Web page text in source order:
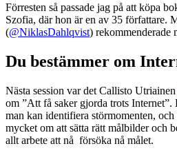
Förresten så passade jag på att köpa
Szofia, där hon är en av 35 författare.
(@NiklasDahlqvist) rekommenderade
Du bestämmer om
Nästa session var det Callisto
om ”Att få saker gjorda trots Internet”.
man kan identifiera störmomenten,
mycket om att sätta rätt målbilder och
allt arbete att nå försöka nå målet.